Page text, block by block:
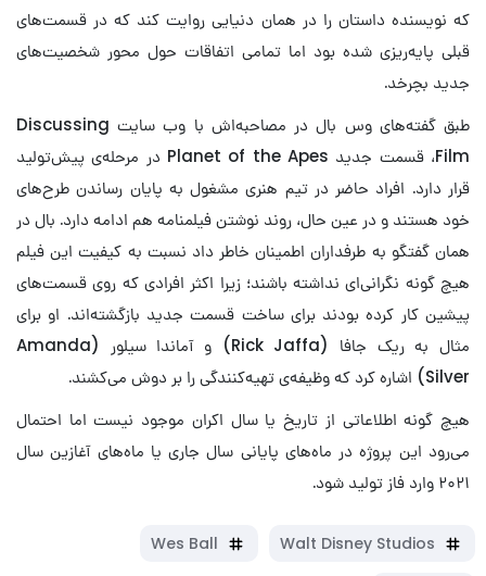
که نویسنده داستان را در همان دنیایی روایت کند که در قسمت‌های
قبلی پایه‌ریزی شده بود اما تمامی اتفاقات حول محور شخصیت‌های
جدید بچرخد.
طبق گفته‌های وس بال در مصاحبه‌اش با وب سایت Discussing
Film، قسمت جدید Planet of the Apes در مرحله‌ی پیش‌تولید
قرار دارد. افراد حاضر در تیم هنری مشغول به پایان رساندن طرح‌های
خود هستند و در عین حال، روند نوشتن فیلمنامه هم ادامه دارد. بال در
همان گفتگو به طرفداران اطمینان خاطر داد نسبت به کیفیت این فیلم
هیچ گونه نگرانی‌ای نداشته باشند؛ زیرا اکثر افرادی که روی قسمت‌های
پیشین کار کرده بودند برای ساخت قسمت جدید بازگشته‌اند. او برای
مثال به ریک جافا (Rick Jaffa) و آماندا سیلور (Amanda
Silver) اشاره کرد که وظیفه‌ی تهیه‌کنندگی را بر دوش می‌کشند.
هیچ گونه اطلاعاتی از تاریخ یا سال اکران موجود نیست اما احتمال
می‌رود این پروژه در ماه‌های پایانی سال جاری یا ماه‌های آغازین سال
۲۰۲۱ وارد فاز تولید شود.
Walt Disney Studios
Wes Ball